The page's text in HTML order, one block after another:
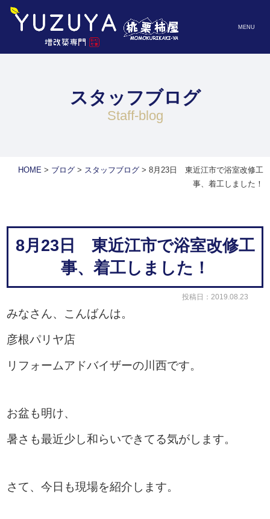
MENU
スタッフブログ
staff-blog
HOME> ブログ> スタッフブログ> 8月23日 東近江市で浴室改修工
事、着工しました！
8月23日 東近江市で浴室改修工
事、着工しました！
投稿日：2019.08.23
みなさん、こんばんは。
彦根パリヤ店
リフォームアドバイザーの川西です。
お盆も明け、
暑さも最近少し和らいできてる気がします。
さて、今日も現場を紹介します。